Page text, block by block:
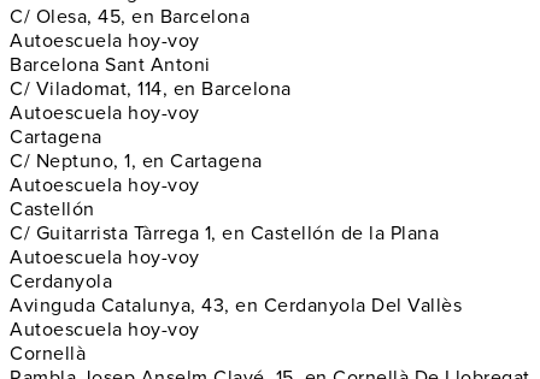
C/ Olesa, 45, en Barcelona
Autoescuela hoy-voy
Barcelona Sant Antoni
C/ Viladomat, 114, en Barcelona
Autoescuela hoy-voy
Cartagena
C/ Neptuno, 1, en Cartagena
Autoescuela hoy-voy
Castellón
C/ Guitarrista Tàrrega 1, en Castellón de la Plana
Autoescuela hoy-voy
Cerdanyola
Avinguda Catalunya, 43, en Cerdanyola Del Vallès
Autoescuela hoy-voy
Cornellà